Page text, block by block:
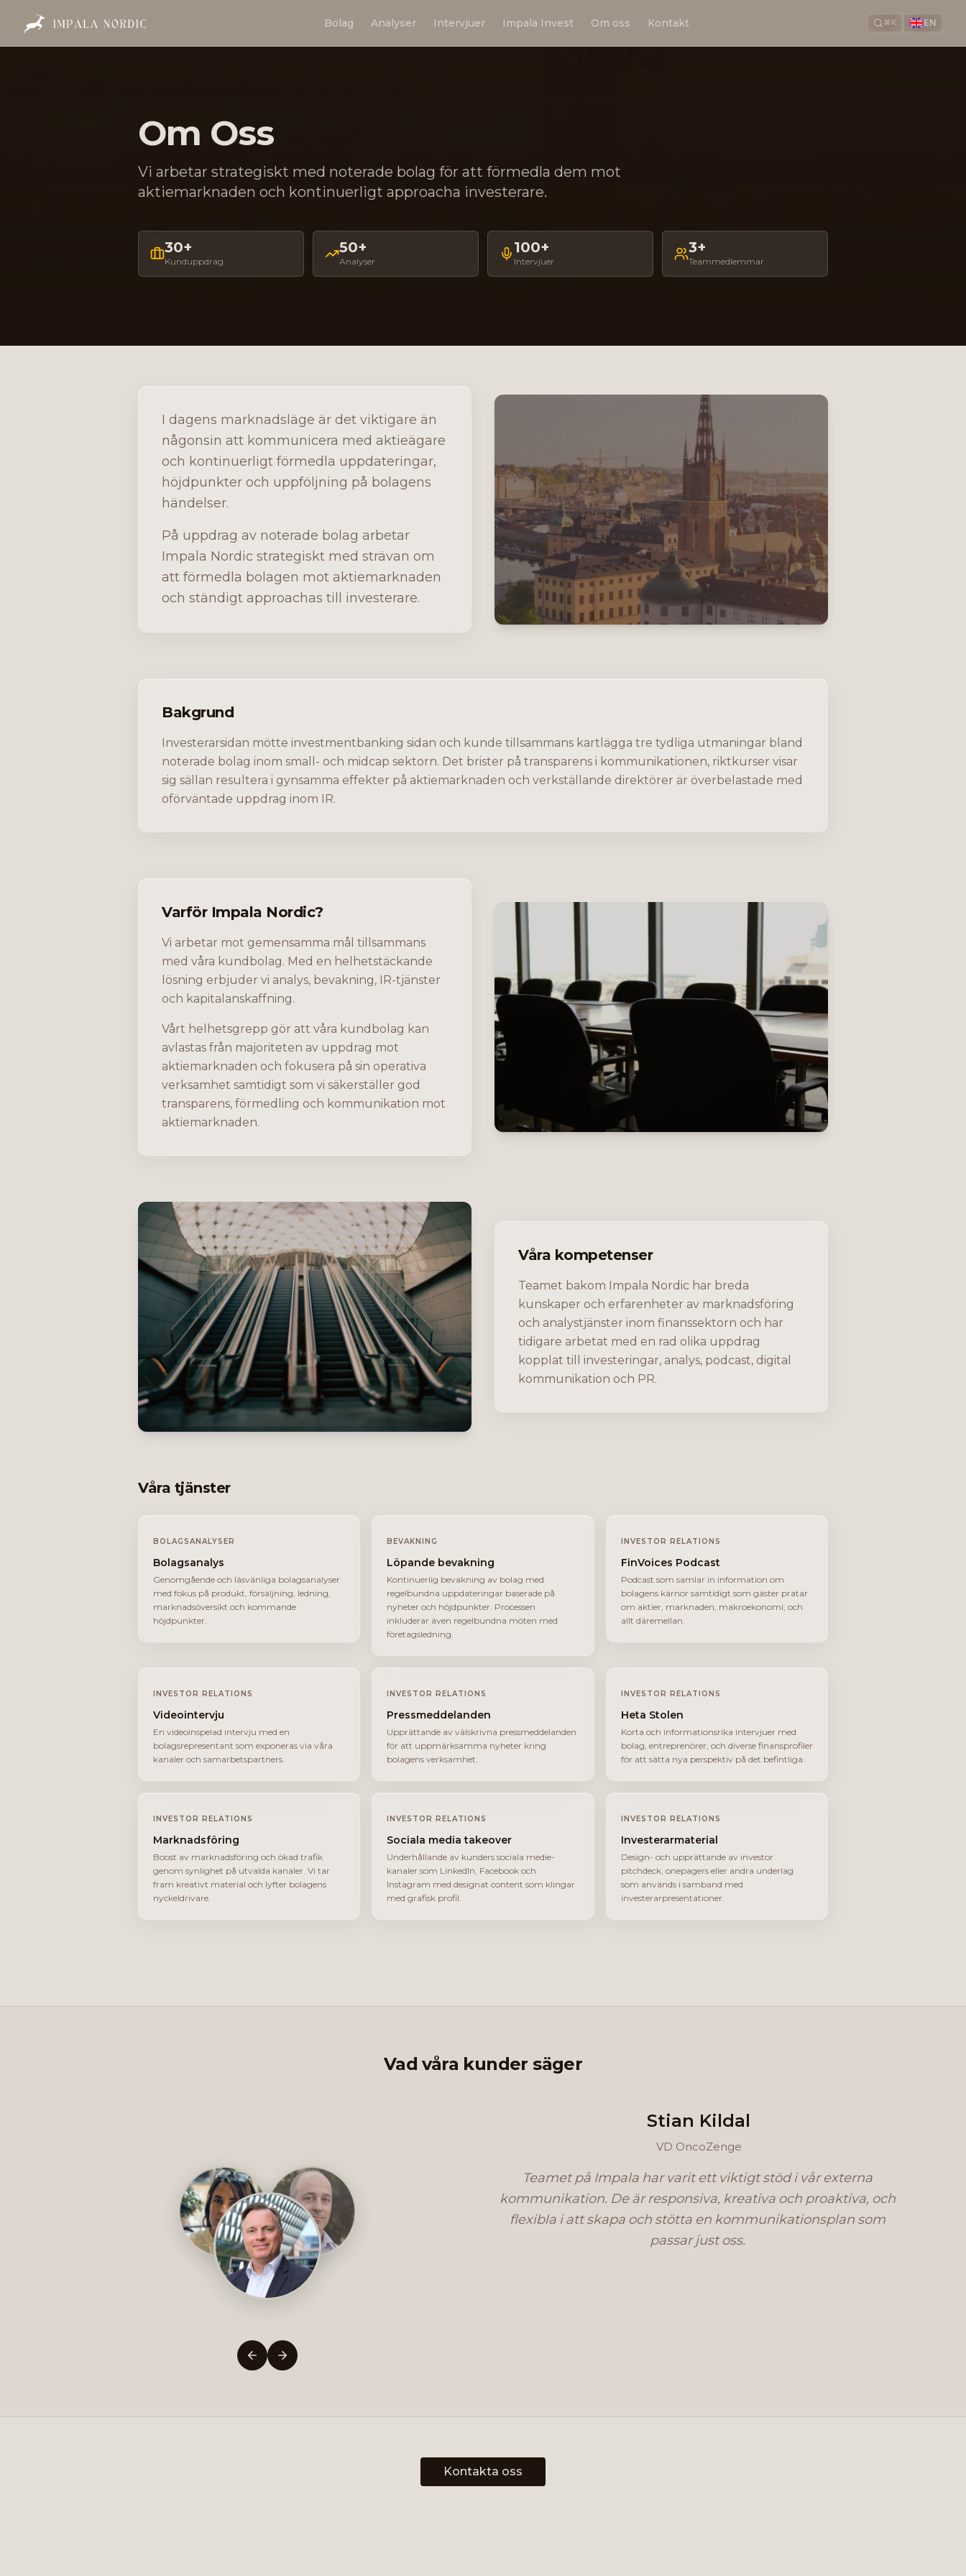
Bolag Analyser Intervjuer Impala Invest Om oss Kontakt ⌘K EN
Om Oss
Vi arbetar strategiskt med noterade bolag för att förmedla dem mot
aktiemarknaden och kontinuerligt approacha investerare.
30+
Kunduppdrag
50+
Analyser
100+
Intervjuer
3+
Teammedlemmar
I dagens marknadsläge är det viktigare än
någonsin att kommunicera med aktieägare
och kontinuerligt förmedla uppdateringar,
höjdpunkter och uppföljning på bolagens
händelser.
På uppdrag av noterade bolag arbetar
Impala Nordic strategiskt med strävan om
att förmedla bolagen mot aktiemarknaden
och ständigt approachas till investerare.
Bakgrund
Investerarsidan mötte investmentbanking sidan och kunde tillsammans kartlägga tre tydliga utmaningar bland
noterade bolag inom small- och midcap sektorn. Det brister på transparens i kommunikationen, riktkurser visar
sig sällan resultera i gynsamma effekter på aktiemarknaden och verkställande direktörer är överbelastade med
oförväntade uppdrag inom IR.
Varför Impala Nordic?
Vi arbetar mot gemensamma mål tillsammans
med våra kundbolag. Med en helhetstäckande
lösning erbjuder vi analys, bevakning, IR-tjänster
och kapitalanskaffning.
Vårt helhetsgrepp gör att våra kundbolag kan
avlastas från majoriteten av uppdrag mot
aktiemarknaden och fokusera på sin operativa
verksamhet samtidigt som vi säkerställer god
transparens, förmedling och kommunikation mot
aktiemarknaden.
Våra kompetenser
Teamet bakom Impala Nordic har breda
kunskaper och erfarenheter av marknadsföring
och analystjänster inom finanssektorn och har
tidigare arbetat med en rad olika uppdrag
kopplat till investeringar, analys, podcast, digital
kommunikation och PR.
Våra tjänster
BOLAGSANALYSER
Bolagsanalys
Genomgående och läsvänliga bolagsanalyser
med fokus på produkt, försäljning, ledning,
marknadsöversikt och kommande
höjdpunkter.
BEVAKNING
Löpande bevakning
Kontinuerlig bevakning av bolag med
regelbundna uppdateringar baserade på
nyheter och höjdpunkter. Processen
inkluderar även regelbundna möten med
företagsledning.
INVESTOR RELATIONS
FinVoices Podcast
Podcast som samlar in information om
bolagens kärnor samtidigt som gäster pratar
om aktier, marknaden, makroekonomi, och
allt däremellan.
INVESTOR RELATIONS
Videointervju
En videoinspelad intervju med en
bolagsrepresentant som exponeras via våra
kanaler och samarbetspartners.
INVESTOR RELATIONS
Pressmeddelanden
Upprättande av välskrivna pressmeddelanden
för att uppmärksamma nyheter kring
bolagens verksamhet.
INVESTOR RELATIONS
Heta Stolen
Korta och informationsrika intervjuer med
bolag, entreprenörer, och diverse finansprofiler
för att sätta nya perspektiv på det befintliga.
INVESTOR RELATIONS
Marknadsföring
Boost av marknadsföring och ökad trafik
genom synlighet på utvalda kanaler. Vi tar
fram kreativt material och lyfter bolagens
nyckeldrivare.
INVESTOR RELATIONS
Sociala media takeover
Underhållande av kunders sociala medie-
kanaler som LinkedIn, Facebook och
Instagram med designat content som klingar
med grafisk profil.
INVESTOR RELATIONS
Investerarmaterial
Design- och upprättande av investor
pitchdeck, onepagers eller andra underlag
som används i samband med
investerarpresentationer.
Vad våra kunder säger
Stian Kildal
VD OncoZenge
Teamet på Impala har varit ett viktigt stöd i vår externa
kommunikation. De är responsiva, kreativa och proaktiva, och
flexibla i att skapa och stötta en kommunikationsplan som
passar just oss.
Kontakta oss